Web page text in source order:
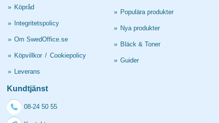
» Köpråd
» Integritetspolicy
» Om SwedOffice.se
» Köpvillkor / Cookiepolicy
» Leverans
» Populära produkter
» Nya produkter
» Bläck & Toner
» Guider
Kundtjänst
08-24 50 55